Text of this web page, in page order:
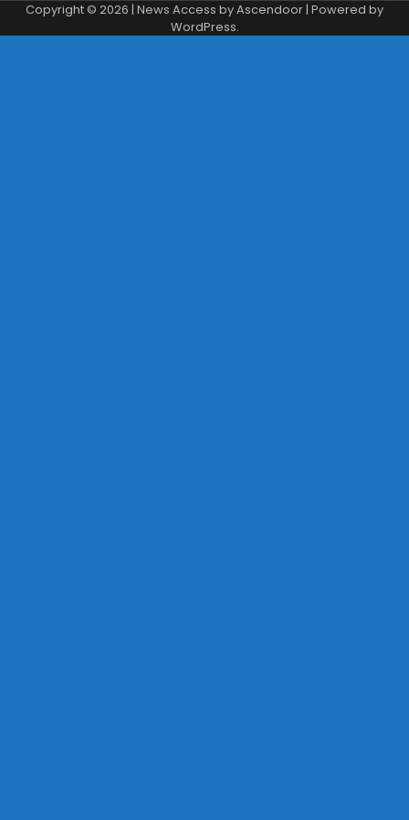
Copyright © 2026 | News Access byAscendoor | Powered by
WordPress.